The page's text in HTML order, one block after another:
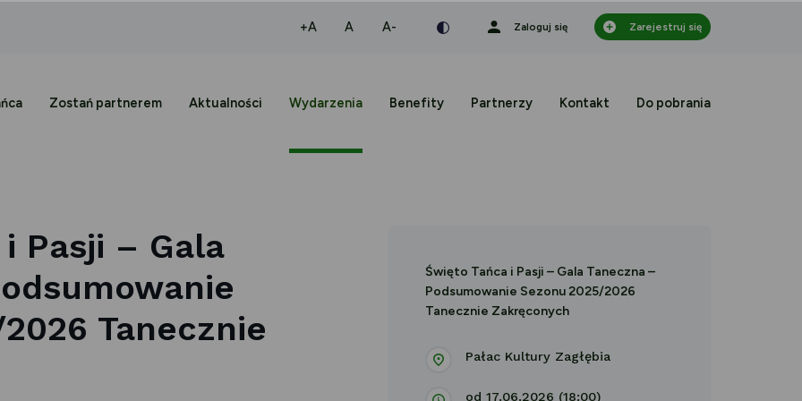
+Awiększa czcionka
Anormalna czcionka
A-mniejsza czcionka Zaloguj się Zarejestruj się
Zostań partnerem Aktualności Wydarzenia Benefity Partnerzy Kontakt Do pobrania
Pasji – Gala
Tanecznie
Święto Tańca i Pasji – Gala Taneczna –
Podsumowanie Sezonu 2025/2026
Tanecznie Zakręconych
Pałac Kultury Zagłębia
od 17.06.2026 (18:00)